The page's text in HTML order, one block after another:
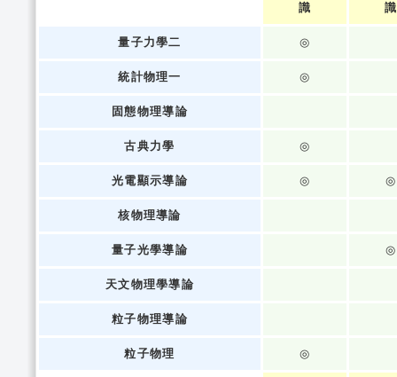
識
識
量子力學二 ◎
統計物理一 ◎
固態物理導論
古典力學 ◎
光電顯示導論 ◎ ◎
核物理導論
量子光學導論 ◎
天文物理學導論
粒子物理導論
粒子物理 ◎